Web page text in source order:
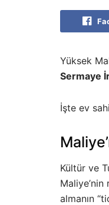
Yüksek
Sermaye
İşte ev
Kültür ve
Maliye’nin
almanın